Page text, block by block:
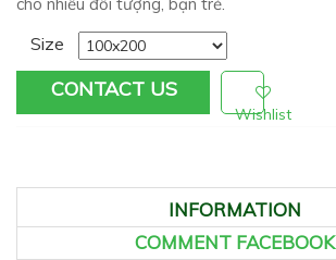
Size
CONTACT US
Wishlist
INFORMATION
COMMENT FACEBOOK